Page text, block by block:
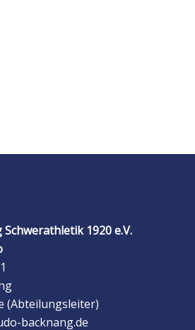
Schwerathletik 1920 e.V.
(Abteilungsleiter)
backnang.de